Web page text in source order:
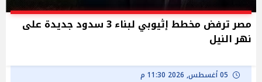
مصر ترفض مخطط إثيوبي لبناء 3 سدود جديدة على
نهر النيل
05 أغسطس, 2026 11:30 م